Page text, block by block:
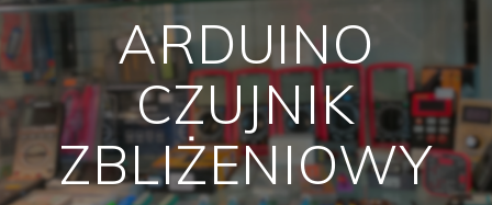
ARDUINO
CZUJNIK
ZBLIŻENIOWY